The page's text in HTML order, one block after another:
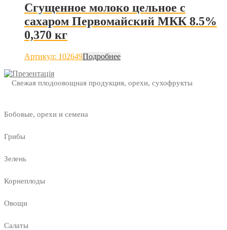
Сгущенное молоко цельное с
сахаром Первомайский МКК 8.5%
0,370 кг
Артикул: 102649Подробнее
Свежая плодоовощная продукция, орехи, сухофрукты
Бобовые, орехи и семена
Грибы
Зелень
Корнеплоды
Овощи
Салаты